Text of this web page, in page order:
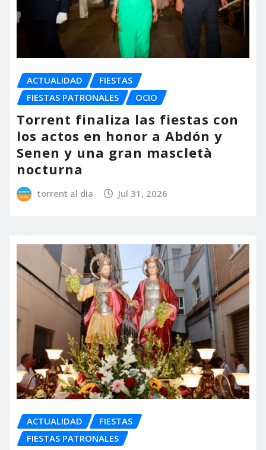
ACTUALIDAD
FIESTAS
FIESTAS PATRONALES
OCIO
Torrent finaliza las fiestas con
los actos en honor a Abdón y
Senen y una gran mascletà
nocturna
torrent al dia Jul 31, 2026
ACTUALIDAD
FIESTAS
FIESTAS PATRONALES